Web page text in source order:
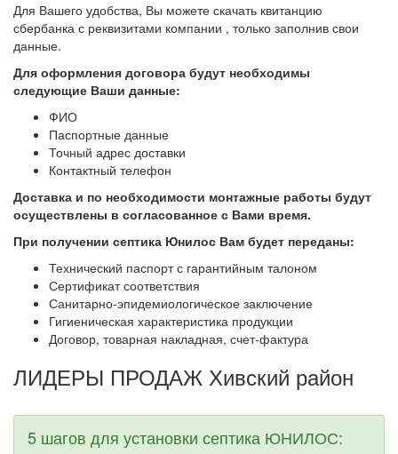
Для Вашего удобства, Вы можете скачать квитанцию
сбербанка с реквизитами компании , только заполнив свои
данные.
Для оформления договора будут необходимы
следующие Ваши данные:
ФИО
Паспортные данные
Точный адрес доставки
Контактный телефон
Доставка и по необходимости монтажные работы будут
осуществлены в согласованное с Вами время.
При получении септика Юнилос Вам будет переданы:
Технический паспорт с гарантийным талоном
Сертификат соответствия
Санитарно-эпидемиологическое заключение
Гигиеническая характеристика продукции
Договор, товарная накладная, счет-фактура
ЛИДЕРЫ ПРОДАЖ Хивский район
5 шагов для установки септика ЮНИЛОС: